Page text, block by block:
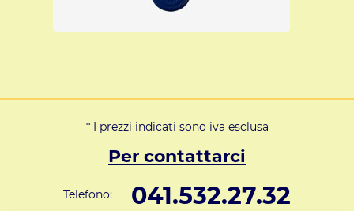
Per ulteriori informazioni su questo sistema
* I prezzi indicati sono iva esclusa
Per contattarci
Telefono: 041.532.27.32